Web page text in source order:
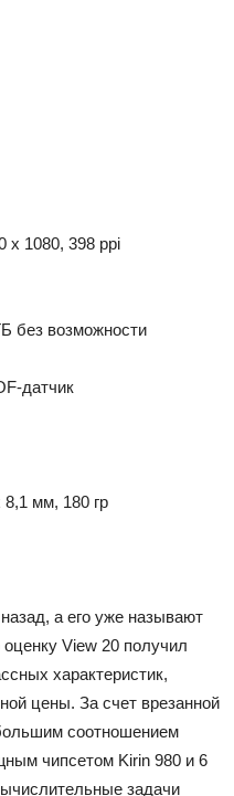
х 1080, 398 ppi
без возможности
датчик
8,1 мм, 180 гр
а его уже называют
View 20 получил
характеристик,
цены. За счет врезанной
соотношением
чипсетом Kirin 980 и 6
задачи